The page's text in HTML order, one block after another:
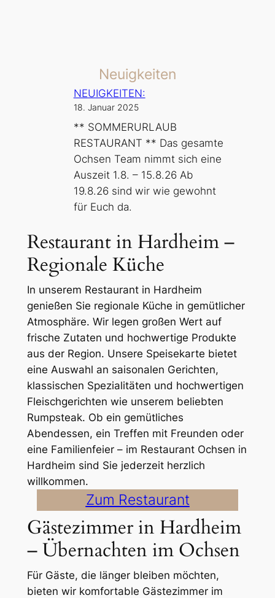
Neuigkeiten
NEUIGKEITEN:
18. Januar 2025
** SOMMERURLAUB
RESTAURANT ** Das gesamte
Ochsen Team nimmt sich eine
Auszeit 1.8. – 15.8.26 Ab
19.8.26 sind wir wie gewohnt
für Euch da.
Restaurant in Hardheim –
Regionale Küche
In unserem Restaurant in Hardheim
genießen Sie regionale Küche in gemütlicher
Atmosphäre. Wir legen großen Wert auf
frische Zutaten und hochwertige Produkte
aus der Region. Unsere Speisekarte bietet
eine Auswahl an saisonalen Gerichten,
klassischen Spezialitäten und hochwertigen
Fleischgerichten wie unserem beliebten
Rumpsteak. Ob ein gemütliches
Abendessen, ein Treffen mit Freunden oder
eine Familienfeier – im Restaurant Ochsen in
Hardheim sind Sie jederzeit herzlich
willkommen.
Zum Restaurant
Gästezimmer in Hardheim
– Übernachten im Ochsen
Für Gäste, die länger bleiben möchten,
bieten wir komfortable Gästezimmer im